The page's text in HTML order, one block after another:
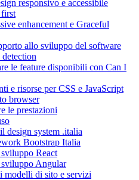
responsivo e accessibile
enhancement e Graceful
allo sviluppo del software
le feature disponibili con Can I
e risorse per CSS e JavaScript
browser
le prestazioni
design system .italia
Bootstrap Italia
React
Angular
modelli di sito e servizi